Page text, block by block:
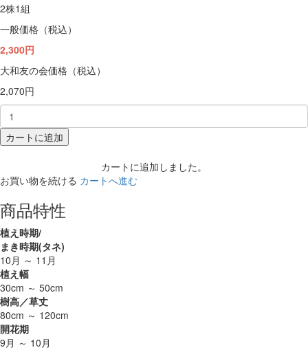
2株1組
一般価格（税込）
2,300円
大和友の会価格（税込）
2,070円
カートに追加
カートに追加しました。
お買い物を続ける カートへ進む
商品特性
植え時期/
まき時期(タネ)
10月 ～ 11月
植え幅
30cm ～ 50cm
樹高／草丈
80cm ～ 120cm
開花期
9月 ～ 10月